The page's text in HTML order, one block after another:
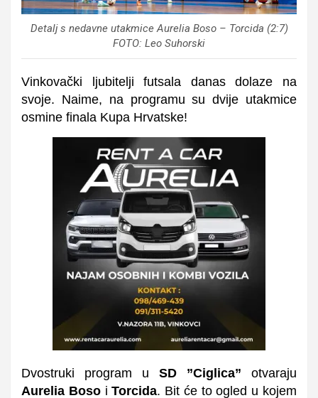
Detalj s nedavne utakmice Aurelia Boso – Torcida (2:7)
FOTO: Leo Suhorski
Vinkovački ljubitelji futsala danas dolaze na
svoje. Naime, na programu su dvije utakmice
osmine finala Kupa Hrvatske!
Dvostruki program u SD ”Ciglica” otvaraju
Aurelia BosoiTorcida. Bit će to ogled u kojem